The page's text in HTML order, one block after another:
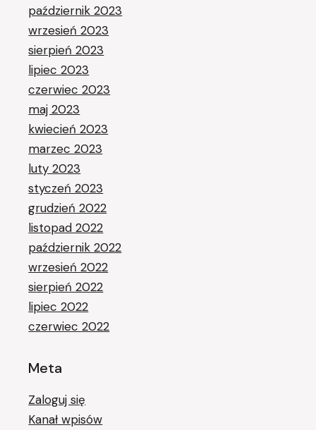
październik 2023
wrzesień 2023
sierpień 2023
lipiec 2023
czerwiec 2023
maj 2023
kwiecień 2023
marzec 2023
luty 2023
styczeń 2023
grudzień 2022
listopad 2022
październik 2022
wrzesień 2022
sierpień 2022
lipiec 2022
czerwiec 2022
Meta
Zaloguj się
Kanał wpisów